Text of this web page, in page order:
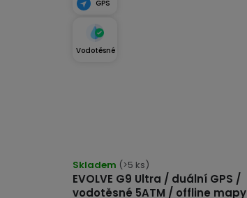
GPS
Vodotěsné
EVOLVE G9 Ultra / duální GPS /
vodotěsné 5ATM / offline mapy
Skladem (>5 ks)